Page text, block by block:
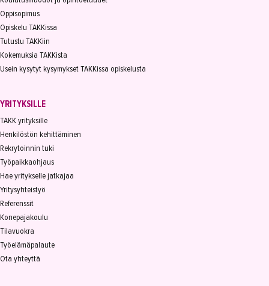
Oppisopimus
Opiskelu TAKKissa
Tutustu TAKKiin
Kokemuksia TAKKista
Usein kysytyt kysymykset TAKKissa opiskelusta
YRITYKSILLE
TAKK yrityksille
Henkilöstön kehittäminen
Rekrytoinnin tuki
Työpaikkaohjaus
Hae yritykselle jatkajaa
Yritysyhteistyö
Referenssit
Konepajakoulu
Tilavuokra
Työelämäpalaute
Ota yhteyttä